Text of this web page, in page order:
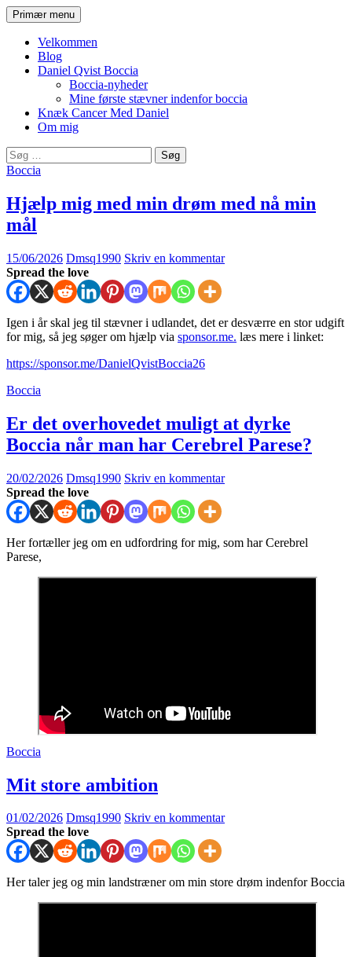
Hop
til
indhold
Daniel Qvist
SøgPrimær menu
Velkommen
Blog
Daniel Qvist Boccia
Boccia-nyheder
Mine første stævner indenfor boccia
Knæk Cancer Med Daniel
Om mig
Søg
efter:
Boccia
Hjælp mig med min drøm med nå min
mål
15/06/2026 Dmsq1990 Skriv en kommentar
Spread the love
Igen i år skal jeg til stævner i udlandet, det er desværre en stor udgift
for mig, så jeg søger om hjælp via sponsor.me. læs mere i linket:
https://sponsor.me/DanielQvistBoccia26
Boccia
Er det overhovedet muligt at dyrke
Boccia når man har Cerebrel Parese?
20/02/2026 Dmsq1990 Skriv en kommentar
Spread the love
Her fortæller jeg om en udfordring for mig, som har Cerebrel
Parese,
Boccia
Mit store ambition
01/02/2026 Dmsq1990 Skriv en kommentar
Spread the love
Her taler jeg og min landstræner om min store drøm indenfor Boccia